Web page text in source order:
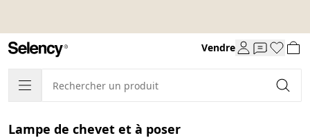
Vendre
Lampe de chevet et à poser